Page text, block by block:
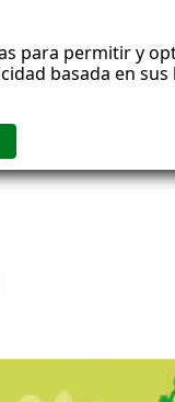
para permitir y
basada en